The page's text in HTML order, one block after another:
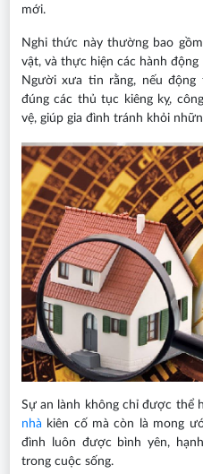
mới.
Nghi thức này thường bao
vật, và thực hiện các hành
Người xưa tin rằng, nếu
đúng các thủ tục kiêng kỵ,
vệ, giúp gia đình tránh khỏi
Sự an lành không chỉ được thể
nhà kiên cố mà còn là mong
đình luôn được bình yên,
trong cuộc sống.